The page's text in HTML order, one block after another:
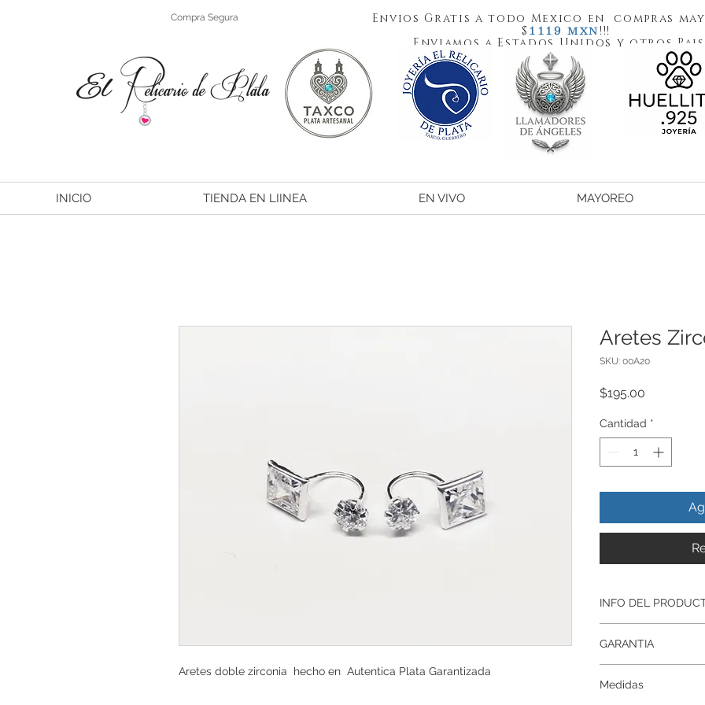
Compra Segura
Envios Gratis a todo Mexico en compras
$ 1119 MXN!!!
Enviamos a Estados Unidos y otros
INICIO TIENDA EN LIINEA EN VIVO MAYOREO
Aretes doble zirconia hecho en Autentica Plata Garantizada
Aretes
SKU: 00A20
$195.00
Cantidad *
INFO DEL
ley.925
Todos nuestros
artesanalmente ,
GARANTIA
Respaldamos
Medidas